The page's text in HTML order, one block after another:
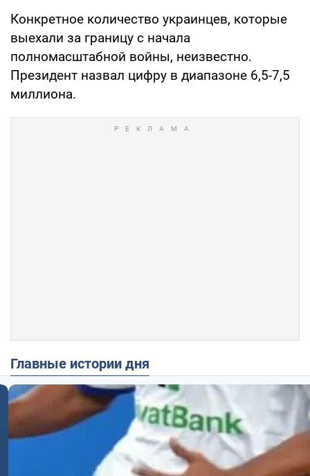
Конкретное количество украинцев, которые
выехали за границу с начала
полномасштабной войны, неизвестно.
Президент назвал цифру в диапазоне 6,5-7,5
миллиона.
Главные истории дня